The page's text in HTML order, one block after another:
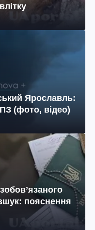
Ярославль:
(фото, відео)
пояснення